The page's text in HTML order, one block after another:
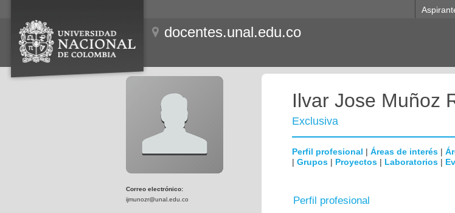
docentes.unal.edu.co
Correo electrónico:
ijmunozr@unal.edu.co
Ilvar Jose Muñoz
Exclusiva
Perfil profesional | Áreas de interés |
| Grupos | Proyectos | Laboratorios |
Perfil profesional